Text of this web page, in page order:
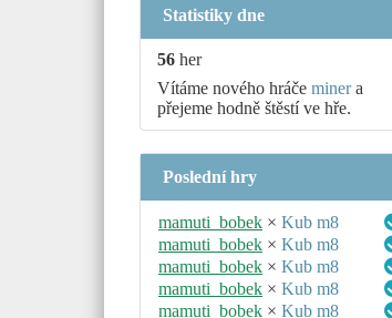
Statistiky dne
56 her
Vítáme nového hráče minera
přejeme hodně štěstí ve hře.
Poslední hry
mamuti_bobek × Kub m8
mamuti_bobek × Kub m8
mamuti_bobek × Kub m8
mamuti_bobek × Kub m8
mamuti_bobek × Kub m8